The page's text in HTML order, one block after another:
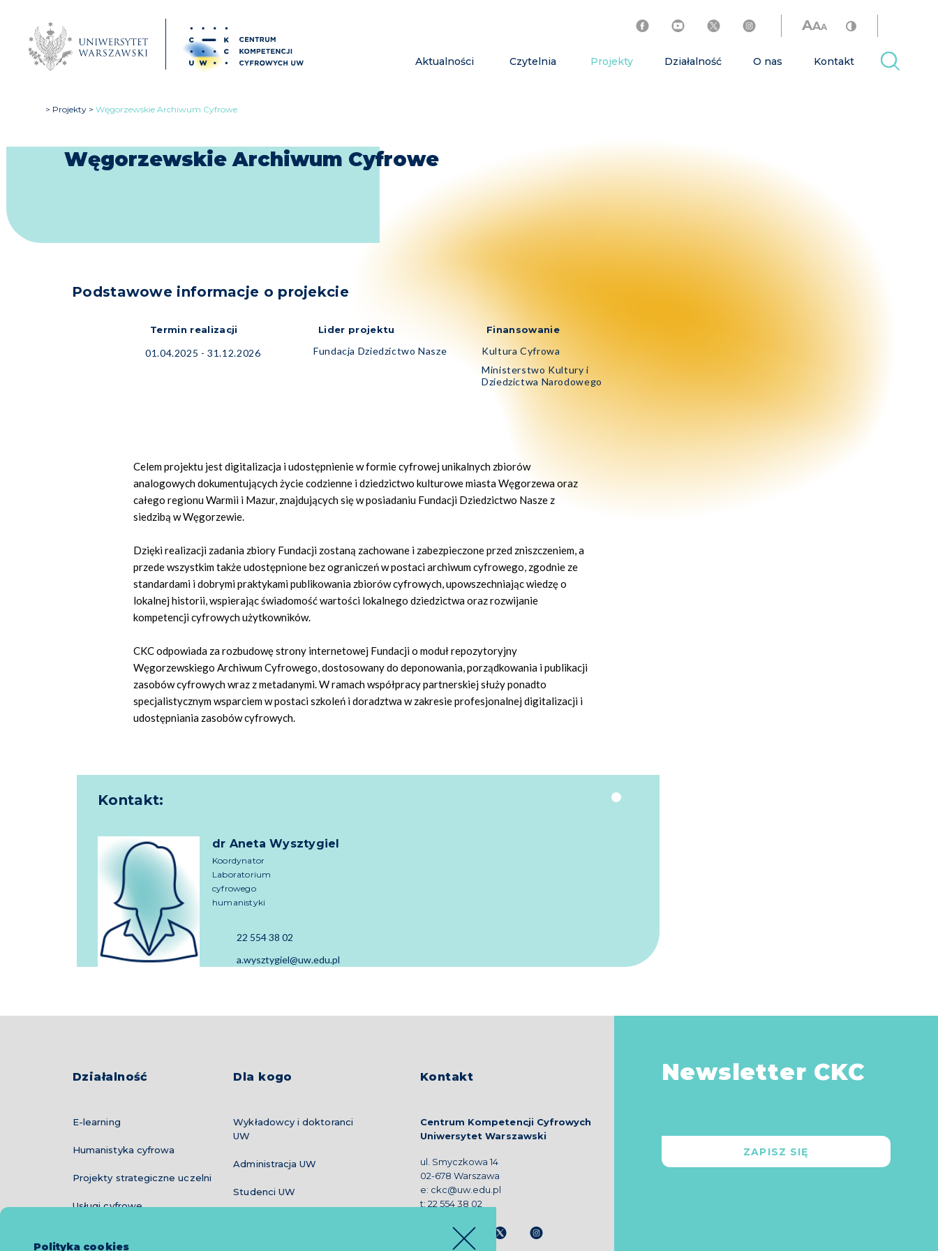
AAA
Aktualności Czytelnia Projekty Działalność O nas Kontakt
Projekty Węgorzewskie Archiwum Cyfrowe
Węgorzewskie Archiwum Cyfrowe
Podstawowe informacje o projekcie
Termin realizacji
01.04.2025 - 31.12.2026
Lider projektu
Fundacja Dziedzictwo Nasze
Finansowanie
Kultura Cyfrowa
Ministerstwo Kultury i
Dziedzictwa Narodowego
Celem projektu jest digitalizacja i udostępnienie w formie cyfrowej unikalnych zbiorów
analogowych dokumentujących życie codzienne i dziedzictwo kulturowe miasta Węgorzewa oraz
całego regionu Warmii i Mazur, znajdujących się w posiadaniu Fundacji Dziedzictwo Nasze z
siedzibą w Węgorzewie.
Dzięki realizacji zadania zbiory Fundacji zostaną zachowane i zabezpieczone przed zniszczeniem, a
przede wszystkim także udostępnione bez ograniczeń w postaci archiwum cyfrowego, zgodnie ze
standardami i dobrymi praktykami publikowania zbiorów cyfrowych, upowszechniając wiedzę o
lokalnej historii, wspierając świadomość wartości lokalnego dziedzictwa oraz rozwijanie
kompetencji cyfrowych użytkowników.
CKC odpowiada za rozbudowę strony internetowej Fundacji o moduł repozytoryjny
Węgorzewskiego Archiwum Cyfrowego, dostosowany do deponowania, porządkowania i publikacji
zasobów cyfrowych wraz z metadanymi. W ramach współpracy partnerskiej służy ponadto
specjalistycznym wsparciem w postaci szkoleń i doradztwa w zakresie profesjonalnej digitalizacji i
udostępniania zasobów cyfrowych.
Kontakt:
dr Aneta Wysztygiel
Koordynator
Laboratorium
cyfrowego
humanistyki
22 554 38 02
a.wysztygiel@uw.edu.pl
Działalność
E-learning
Humanistyka cyfrowa
Projekty strategiczne uczelni
Usługi cyfrowe
Dla kogo
Wykładowcy i doktoranci
UW
Administracja UW
Studenci UW
Kontakt
Centrum Kompetencji Cyfrowych
Uniwersytet Warszawski
ul. Smyczkowa 14
02-678 Warszawa
e: ckc@uw.edu.pl
t:22 554 38 02
Newsletter CKC
ZAPISZ SIĘ
Polityka cookies